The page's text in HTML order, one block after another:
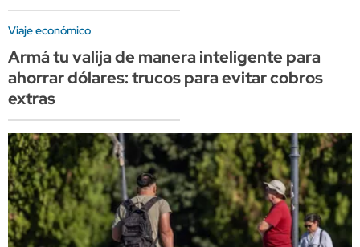
Viaje económico
Armá tu valija de manera inteligente para
ahorrar dólares: trucos para evitar cobros
extras